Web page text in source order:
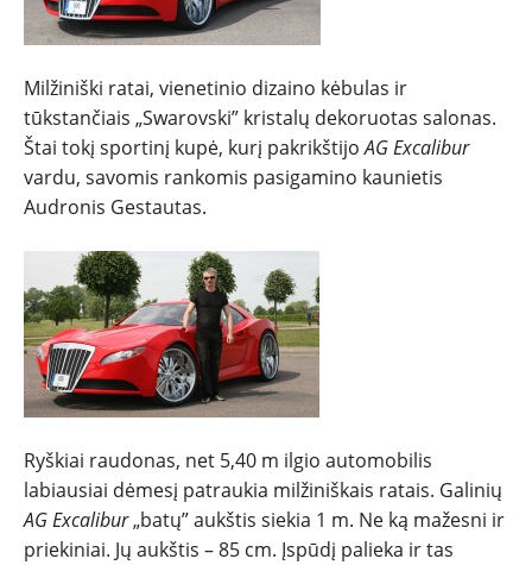
NAUJIENOS
TESTAI
NAUJI
NAUDOTI
REPORTAŽAI
SPORTAS
Milžiniški ratai, vienetinio dizaino kėbulas ir
tūkstančiais „Swarovski” kristalų dekoruotas salonas.
Štai tokį sportinį kupė, kurį pakrikštijoAG Excalibur
vardu, savomis rankomis pasigamino kaunietis
Audronis Gestautas.
Ryškiai raudonas, net 5,40 m ilgio automobilis
labiausiai dėmesį patraukia milžiniškais ratais. Galinių
AG Excalibur„batų” aukštis siekia 1 m. Ne ką mažesni ir
priekiniai. Jų aukštis – 85 cm. Įspūdį palieka ir tas